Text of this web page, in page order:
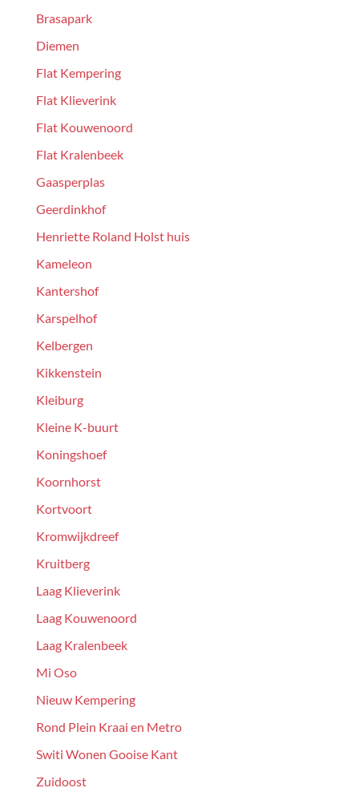
Brasapark
Diemen
Flat Kempering
Flat Klieverink
Flat Kouwenoord
Flat Kralenbeek
Gaasperplas
Geerdinkhof
Henriette Roland Holst huis
Kameleon
Kantershof
Karspelhof
Kelbergen
Kikkenstein
Kleiburg
Kleine K-buurt
Koningshoef
Koornhorst
Kortvoort
Kromwijkdreef
Kruitberg
Laag Klieverink
Laag Kouwenoord
Laag Kralenbeek
Mi Oso
Nieuw Kempering
Rond Plein Kraai en Metro
Switi Wonen Gooise Kant
Zuidoost